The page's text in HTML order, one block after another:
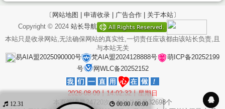
〔网站地图 | 申请收录 | 广告合作 | 关于本站〕
Copyright © 2024 站长导航
本站只是收录网站,无法确保网站的真实性,一切责任应该都由该站长负责,且
与本站无关
易AIA盟2025090000号
梵AIA盟2024128888号
萌ICP备20252199
号
网WLC备20252152
2026-08-09丨14:02:33丨星期日
本页阅读量24720 次 | 本站总IP量32698个
12.31 00:00 / 00:00